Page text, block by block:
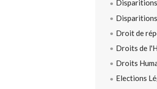
Disparitions
Droit de
Droits de
Droits
Elections